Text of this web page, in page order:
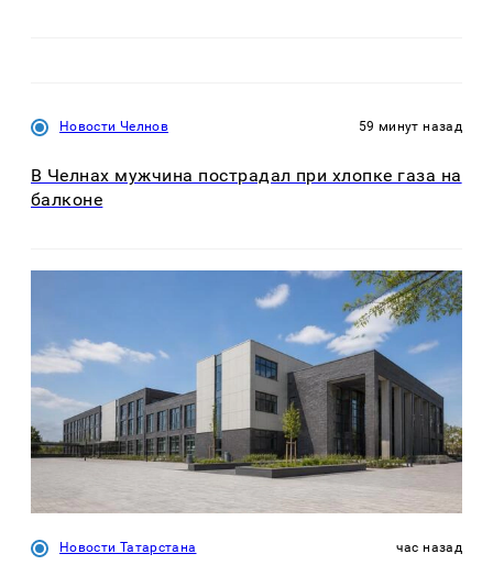
Новости Челнов 59 минут назад
В Челнах мужчина пострадал при хлопке газа на
балконе
Новости Татарстана час назад